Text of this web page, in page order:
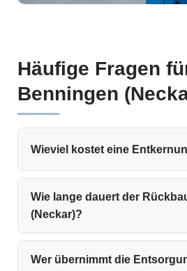
Häufige Fragen
Benningen
Wieviel kostet eine
Wie lange dauert der
(Neckar)?
Wer übernimmt die